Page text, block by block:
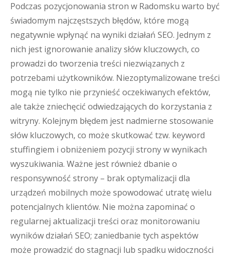
Podczas pozycjonowania stron w Radomsku warto być
świadomym najczęstszych błędów, które mogą
negatywnie wpłynąć na wyniki działań SEO. Jednym z
nich jest ignorowanie analizy słów kluczowych, co
prowadzi do tworzenia treści niezwiązanych z
potrzebami użytkowników. Niezoptymalizowane treści
mogą nie tylko nie przynieść oczekiwanych efektów,
ale także zniechęcić odwiedzających do korzystania z
witryny. Kolejnym błędem jest nadmierne stosowanie
słów kluczowych, co może skutkować tzw. keyword
stuffingiem i obniżeniem pozycji strony w wynikach
wyszukiwania. Ważne jest również dbanie o
responsywność strony – brak optymalizacji dla
urządzeń mobilnych może spowodować utratę wielu
potencjalnych klientów. Nie można zapominać o
regularnej aktualizacji treści oraz monitorowaniu
wyników działań SEO; zaniedbanie tych aspektów
może prowadzić do stagnacji lub spadku widoczności